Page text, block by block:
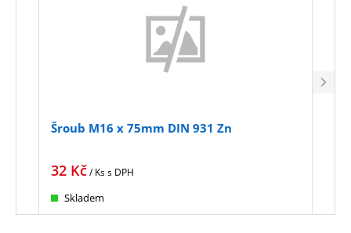
Šroub M16 x 75mm DIN 931 Zn
32 Kč/ Kss DPH
Skladem